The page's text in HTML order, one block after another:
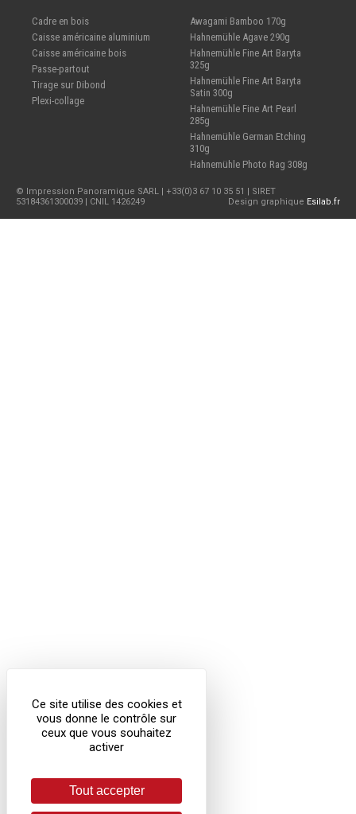
Cadre en bois
Caisse américaine aluminium
Caisse américaine bois
Passe-partout
Tirage sur Dibond
Plexi-collage
Awagami Bamboo 170g
Hahnemühle Agave 290g
Hahnemühle Fine Art Baryta
325g
Hahnemühle Fine Art Baryta
Satin 300g
Hahnemühle Fine Art Pearl
285g
Hahnemühle German Etching
310g
Hahnemühle Photo Rag 308g
© Impression Panoramique SARL | +33(0)3 67 10 35 51 | SIRET
53184361300039 | CNIL 1426249
Design graphique Esilab.fr
Ce site utilise des cookies et
vous donne le contrôle sur
ceux que vous souhaitez
activer
Tout accepter